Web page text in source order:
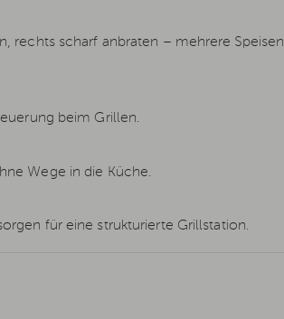
rechts scharf anbraten – mehrere Speisen
beim Grillen.
Wege in die Küche.
für eine strukturierte Grillstation.